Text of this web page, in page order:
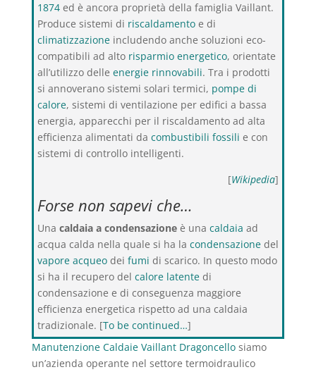
1874ed è ancora proprietà della famiglia Vaillant.
Produce sistemi di riscaldamentoe di
climatizzazioneincludendo anche soluzioni eco-
compatibili ad alto risparmio energetico, orientate
all’utilizzo delle energie rinnovabili. Tra i prodotti
si annoverano sistemi solari termici, pompe di
calore, sistemi di ventilazione per edifici a bassa
energia, apparecchi per il riscaldamento ad alta
efficienza alimentati da combustibili fossili e con
sistemi di controllo intelligenti.
[Wikipedia]
Forse non sapevi che…
Una caldaia a condensazioneè una caldaia ad
acqua calda nella quale si ha la condensazionedel
vapore acqueodei fumi di scarico. In questo modo
si ha il recupero del calore latentedi
condensazione e di conseguenza maggiore
efficienza energetica rispetto ad una caldaia
tradizionale. [To be continued…]
Manutenzione Caldaie Vaillant Dragoncellosiamo
un’azienda operante nel settore termoidraulico